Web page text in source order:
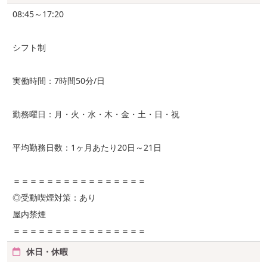
08:45～17:20
シフト制
実働時間：7時間50分/日
勤務曜日：月・火・水・木・金・土・日・祝
平均勤務日数：1ヶ月あたり20日～21日
＝＝＝＝＝＝＝＝＝＝＝＝＝＝＝＝
◎受動喫煙対策：あり
屋内禁煙
＝＝＝＝＝＝＝＝＝＝＝＝＝＝＝＝
休日・休暇